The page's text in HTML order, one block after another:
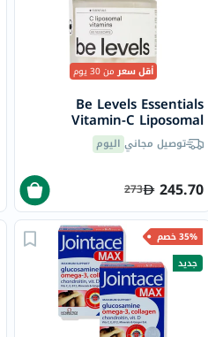
أقل سعرمن 30 يوم
Be Levels Essentials
Vitamin-C Liposomal
Capsules - 60 Capsules
توصيل مجاني اليوم
245.70
273
35% خصم
جديد